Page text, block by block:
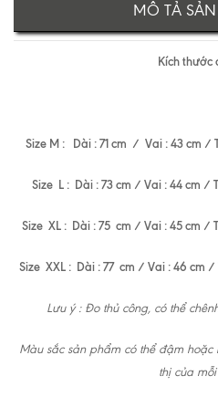
MÔ TẢ
Kích thước
Size M : Dài : 71 cm / Vai : 43 cm /
Size L : Dài : 73 cm / Vai : 44 cm /
Size XL : Dài : 75 cm / Vai : 45 cm /
Size XXL : Dài : 77 cm / Vai : 46 cm
Lưu ý : Đo thủ công, có thể
Màu sắc sản phẩm có thể đậm hoặc
thị của